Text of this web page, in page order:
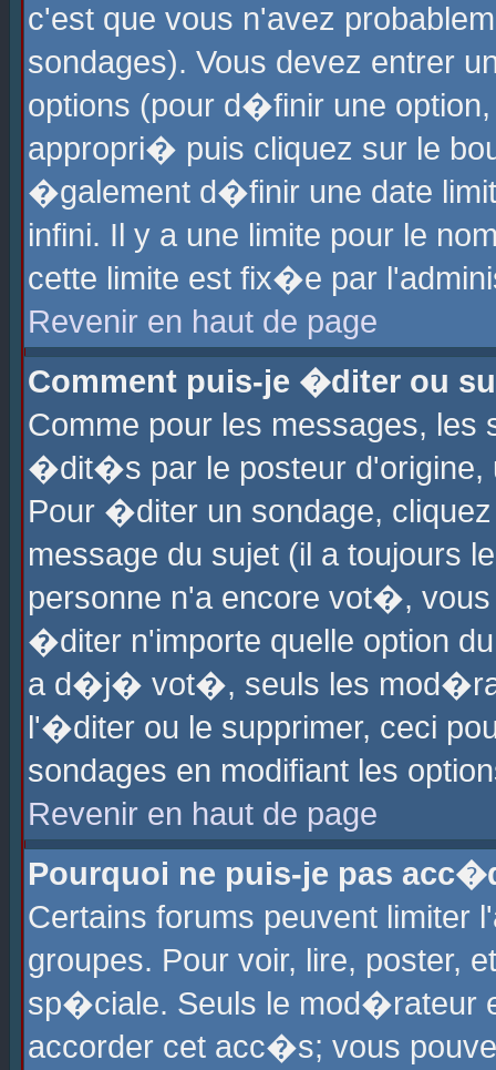
c'est que vous n'avez
sondages). Vous devez entrer
options (pour d�finir une
appropri� puis cliquez sur le
�galement d�finir une date
infini. Il y a une limite pour le
cette limite est fix�e par
Revenir en haut de page
Comment puis-je �diter ou
Comme pour les messages,
�dit�s par le posteur d'origine,
Pour �diter un sondage,
message du sujet (il a toujours
personne n'a encore vot�,
�diter n'importe quelle option
a d�j� vot�, seuls les
l'�diter ou le supprimer, ceci
sondages en modifiant les
Revenir en haut de page
Pourquoi ne puis-je pas
Certains forums peuvent
groupes. Pour voir, lire, poster,
sp�ciale. Seuls le mod�rateur
accorder cet acc�s; vous